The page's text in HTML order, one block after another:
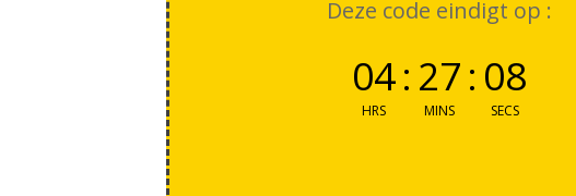
Deze code eindigt op :
04
HRS
: 27
MINS
: 07
SECS